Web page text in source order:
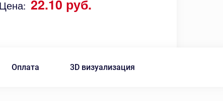
Цена: 22.10 руб.
Оплата 3D визуализация